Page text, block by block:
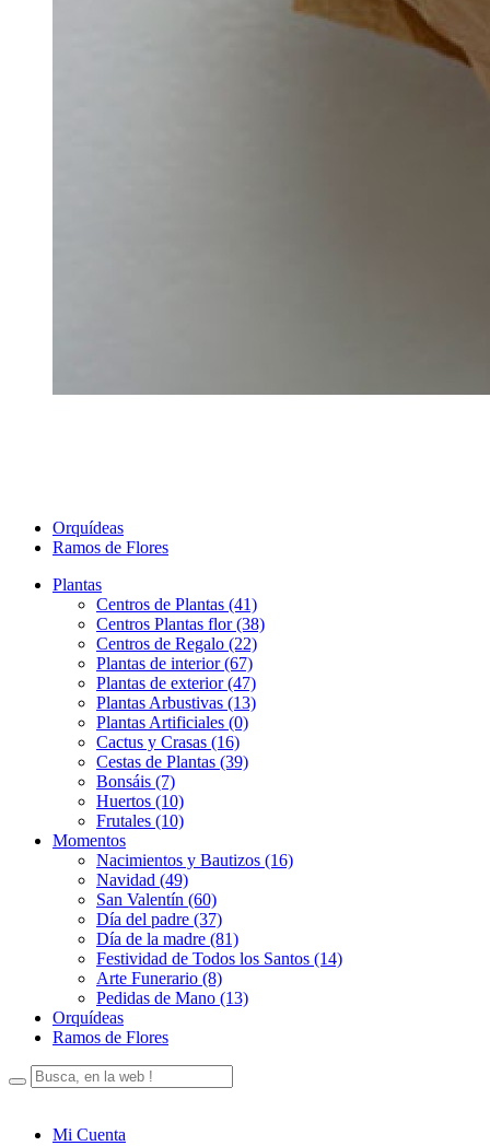
Orquídeas
Ramos de Flores
Plantas
Centros de Plantas (41)
Centros Plantas flor (38)
Centros de Regalo (22)
Plantas de interior (67)
Plantas de exterior (47)
Plantas Arbustivas (13)
Plantas Artificiales (0)
Cactus y Crasas (16)
Cestas de Plantas (39)
Bonsáis (7)
Huertos (10)
Frutales (10)
Momentos
Nacimientos y Bautizos (16)
Navidad (49)
San Valentín (60)
Día del padre (37)
Día de la madre (81)
Festividad de Todos los Santos (14)
Arte Funerario (8)
Pedidas de Mano (13)
Orquídeas
Ramos de Flores
Mi Cuenta